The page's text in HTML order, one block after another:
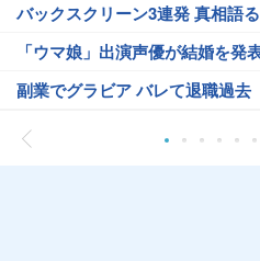
バックスクリーン3連発 真相語る
「ウマ娘」出演声優が結婚を発
副業でグラビア バレて退職過去